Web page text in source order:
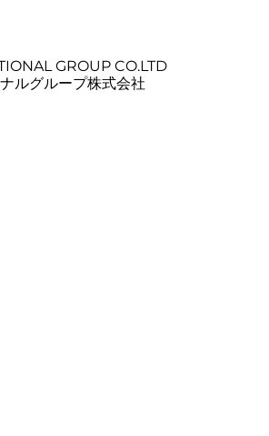
GROUP CO.LTD
ルグループ株式会社